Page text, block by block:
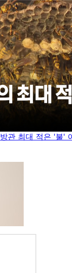
관 최대 적은 '불'